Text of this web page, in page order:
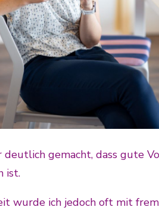
deutlich gemacht, dass gute
ist.
wurde ich jedoch oft mit